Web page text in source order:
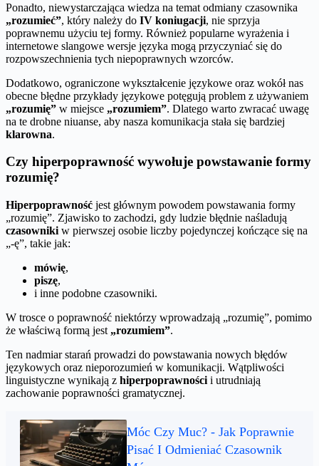
Ponadto, niewystarczająca wiedza na temat odmiany czasownika
„rozumieć”, który należy do IV koniugacji, nie sprzyja
poprawnemu użyciu tej formy. Również popularne wyrażenia i
internetowe slangowe wersje języka mogą przyczyniać się do
rozpowszechnienia tych niepoprawnych wzorców.
Dodatkowo, ograniczone wykształcenie językowe oraz wokół nas
obecne błędne przykłady językowe potęgują problem z używaniem
„rozumię” w miejsce „rozumiem”. Dlatego warto zwracać uwagę
na te drobne niuanse, aby nasza komunikacja stała się bardziej
klarowna.
Czy hiperpoprawność wywołuje powstawanie formy
rozumię?
Hiperpoprawność jest głównym powodem powstawania formy
„rozumię”. Zjawisko to zachodzi, gdy ludzie błędnie naśladują
czasowniki w pierwszej osobie liczby pojedynczej kończące się na
„-ę”, takie jak:
mówię,
piszę,
i inne podobne czasowniki.
W trosce o poprawność niektórzy wprowadzają „rozumię”, pomimo
że właściwą formą jest „rozumiem”.
Ten nadmiar starań prowadzi do powstawania nowych błędów
językowych oraz nieporozumień w komunikacji. Wątpliwości
linguistyczne wynikają z hiperpoprawności i utrudniają
zachowanie poprawności gramatycznej.
Móc Czy Muc? - Jak Poprawnie
Pisać I Odmieniać Czasownik